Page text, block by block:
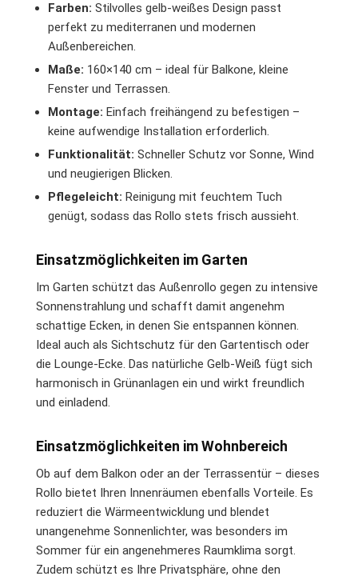
Farben: Stilvolles gelb-weißes Design passt
perfekt zu mediterranen und modernen
Außenbereichen.
Maße: 160×140 cm – ideal für Balkone, kleine
Fenster und Terrassen.
Montage: Einfach freihängend zu befestigen –
keine aufwendige Installation erforderlich.
Funktionalität: Schneller Schutz vor Sonne, Wind
und neugierigen Blicken.
Pflegeleicht: Reinigung mit feuchtem Tuch
genügt, sodass das Rollo stets frisch aussieht.
Einsatzmöglichkeiten im Garten
Im Garten schützt das Außenrollo gegen zu intensive
Sonnenstrahlung und schafft damit angenehm
schattige Ecken, in denen Sie entspannen können.
Ideal auch als Sichtschutz für den Gartentisch oder
die Lounge-Ecke. Das natürliche Gelb-Weiß fügt sich
harmonisch in Grünanlagen ein und wirkt freundlich
und einladend.
Einsatzmöglichkeiten im Wohnbereich
Ob auf dem Balkon oder an der Terrassentür – dieses
Rollo bietet Ihren Innenräumen ebenfalls Vorteile. Es
reduziert die Wärmeentwicklung und blendet
unangenehme Sonnenlichter, was besonders im
Sommer für ein angenehmeres Raumklima sorgt.
Zudem schützt es Ihre Privatsphäre, ohne den